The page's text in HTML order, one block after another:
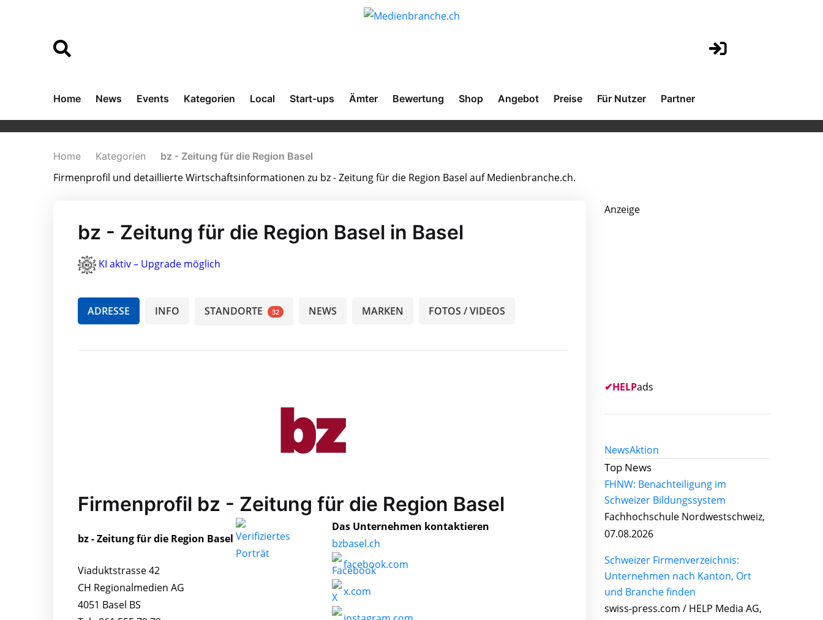
Home News Events Kategorien Local Start-ups Ämter Bewertung Shop Angebot Preise Für Nutzer Partner
Home Kategorien bz - Zeitung für die Region Basel
Firmenprofil und detaillierte Wirtschaftsinformationen zu bz - Zeitung für die Region Basel auf Medienbranche.ch.
bz - Zeitung für die Region Basel in Basel
KI aktiv – Upgrade möglich
ADRESSE INFO STANDORTE 32 NEWS MARKEN FOTOS / VIDEOS
Firmenprofil bz - Zeitung für die Region Basel
bz - Zeitung für die Region Basel
Viaduktstrasse 42
CH Regionalmedien AG
4051 Basel BS
Das Unternehmen kontaktieren
bzbasel.ch
facebook.com
x.com
Anzeige
✔HELPads
NewsAktion
Top News
FHNW: Benachteiligung im
Schweizer Bildungssystem
Fachhochschule Nordwestschweiz,
07.08.2026
Schweizer Firmenverzeichnis:
Unternehmen nach Kanton, Ort
und Branche finden
swiss-press.com / HELP Media AG,